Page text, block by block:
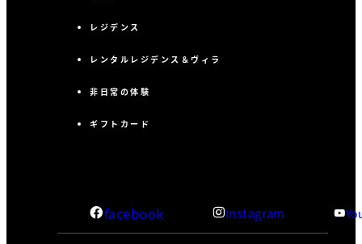
レジデンス
レンタルレジデンス＆ヴィラ
非日常の体験
ギフトカード
facebook Instagram